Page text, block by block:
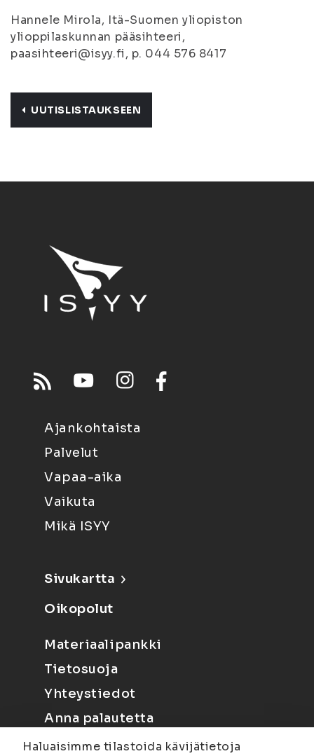
Hannele Mirola, Itä-Suomen yliopiston
ylioppilaskunnan pääsihteeri,
paasihteeri@isyy.fi, p. 044 576 8417
UUTISLISTAUKSEEN
Ajankohtaista
Palvelut
Vapaa-aika
Vaikuta
Mikä ISYY
Sivukartta
Oikopolut
Materiaalipankki
Tietosuoja
Yhteystiedot
Anna palautetta
Haluaisimme tilastoida kävijätietoja